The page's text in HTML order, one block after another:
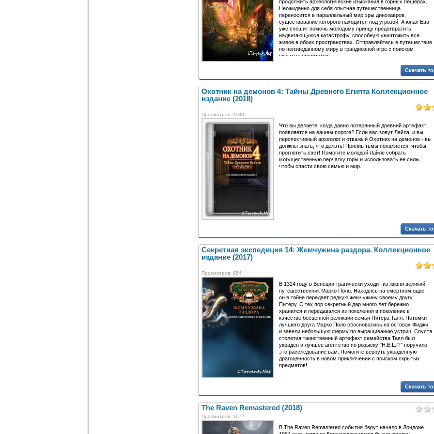
продолжить археологические изыскания в горных пещерах.
Неожиданно для себя опытная путешественница
переносится в параллельный мир эры динозавров,
существование которого находится под угрозой. А юная Ева
уже спешит помочь молодому принцу предотвратить
надвигающуюся катастрофу, способную уничтожить все
живое в обоих пространствах. Отправляйтесь в путешествие
по неизведанному миру в грандиозной игре с поиском
скрытых предметов!
Скачать
Охотник на демонов 4: Тайны Древнего Египта Коллекционное
издание (2018)
Просмотров: 1130
Что вы делаете, когда давно потерянный древний артефакт
появляется на вашем пороге? Если вас зовут Лайла, и вы
перспективный археолог и отважый Охотник на демонов - вы
должны знать, что делать! Прилив тьмы появляется, чтобы
проглотить свет! Помогите молодой Лайле собрать
могущественную перчатку горы и использовать ее силы,
чтобы спасти свою семью и мир.
Скачать
Секретная экспедиция 14: Жемчужина раздора. Коллекционное
издание (2017)
Просмотров: 954
В 1324 году в Венеции трагически уходит из жизни великий
путешественник Марко Поло. Находясь на смертном одре,
он в тайне передает редкую жемчужину своему другу
Питеру. С тех пор секретный дар много лет бережно
хранился и передавался из поколения в поколение в
качестве бесценной реликвии семьи Питера Таял. Потомки
лучшего друга Марко Поло обосновались на остовах Фиджи
и завели небольшую ферму по выращиванию устриц. Спустя
столетия таинственный артефакт семейства Таял был
украден и лучшее агентство по розыску "H.E.L.P." поручило
это расследование вам. Помогите вернуть украденную
драгоценность в новом приключении с поиском скрытых
предметов!
Скачать
The Raven Remastered (2018)
Просмотров: 1077
В The Raven Remastered события берут начало в Лондоне